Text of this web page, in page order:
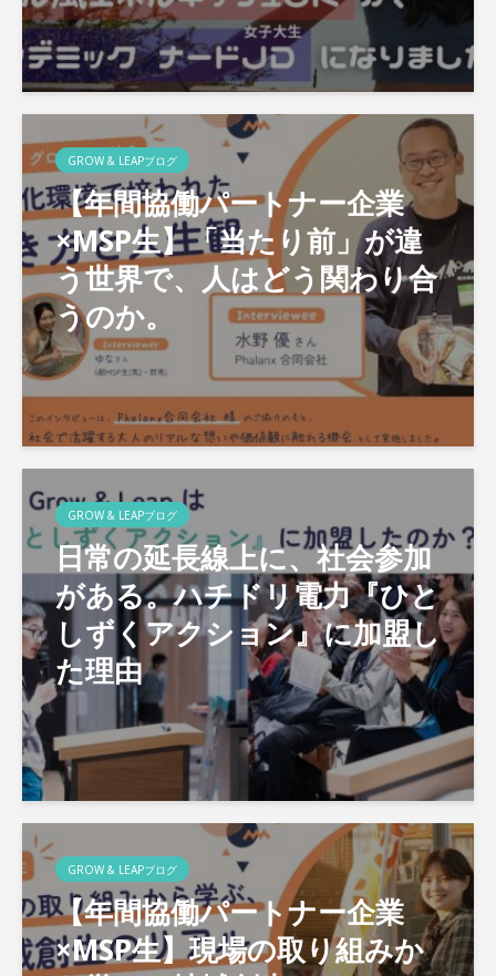
GROW & LEAPブログ
【年間協働パートナー企業
×MSP生】「当たり前」が違
う世界で、人はどう関わり合
うのか。
GROW & LEAPブログ
日常の延長線上に、社会参加
がある。ハチドリ電力『ひと
しずくアクション』に加盟し
た理由
GROW & LEAPブログ
【年間協働パートナー企業
×MSP生】現場の取り組みか